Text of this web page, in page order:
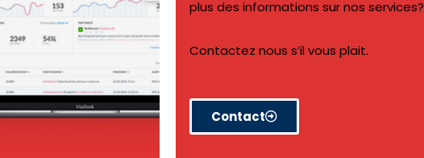
plus des informations sur nos services?
Contactez nous s’il vous plait.
Contact